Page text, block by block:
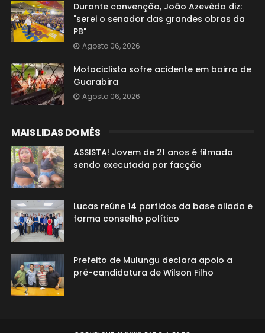
Durante convenção, João Azevêdo diz:
"serei o senador das grandes obras da
PB"
Agosto 06, 2026
Motociclista sofre acidente em bairro de
Guarabira
Agosto 06, 2026
MAIS LIDAS DO MÊS
ASSISTA! Jovem de 21 anos é filmada
sendo executada por facção
Lucas reúne 14 partidos da base aliada e
forma conselho político
Prefeito de Mulungu declara apoio a
pré-candidatura de Wilson Filho